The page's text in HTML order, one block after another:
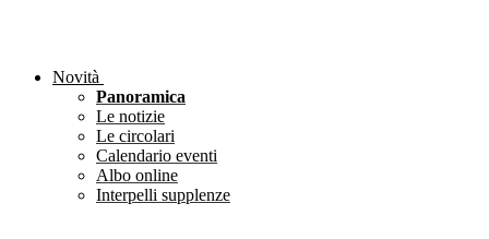
Novità
Panoramica
Le notizie
Le circolari
Calendario eventi
Albo online
Interpelli supplenze